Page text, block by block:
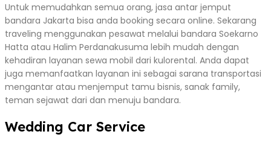
Untuk memudahkan semua orang, jasa antar jemput
bandara Jakarta bisa anda booking secara online. Sekarang
traveling menggunakan pesawat melalui bandara Soekarno
Hatta atau Halim Perdanakusuma lebih mudah dengan
kehadiran layanan sewa mobil dari kulorental. Anda dapat
juga memanfaatkan layanan ini sebagai sarana transportasi
mengantar atau menjemput tamu bisnis, sanak family,
teman sejawat dari dan menuju bandara.
Wedding Car Service